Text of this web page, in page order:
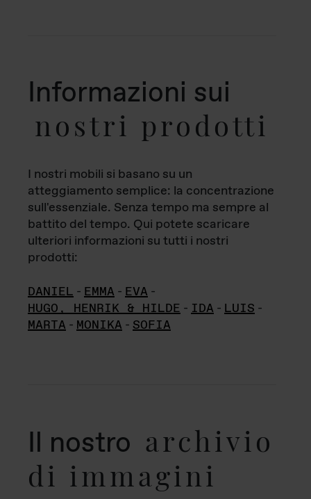
Informazioni sui
nostri prodotti
I nostri mobili si basano su un
atteggiamento semplice: la concentrazione
sull'essenziale. Senza tempo ma sempre al
battito del tempo. Qui potete scaricare
ulteriori informazioni su tutti i nostri
prodotti:
DANIEL - EMMA - EVA -
HUGO, HENRIK & HILDE - IDA - LUIS -
MARTA - MONIKA - SOFIA
Il nostro archivio
di immagini